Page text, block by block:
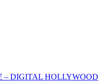
– DIGITAL HOLLYWOOD